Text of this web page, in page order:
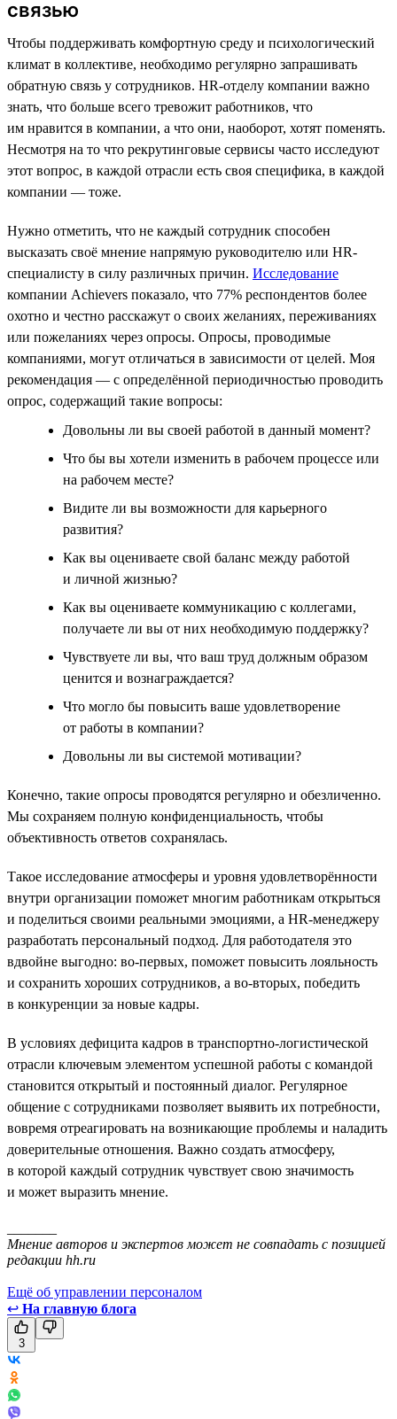
связью
Чтобы поддерживать комфортную среду и психологический
климат в коллективе, необходимо регулярно запрашивать
обратную связь у сотрудников. HR-отделу компании важно
знать, что больше всего тревожит работников, что
им нравится в компании, а что они, наоборот, хотят поменять.
Несмотря на то что рекрутинговые сервисы часто исследуют
этот вопрос, в каждой отрасли есть своя специфика, в каждой
компании — тоже.
Нужно отметить, что не каждый сотрудник способен
высказать своё мнение напрямую руководителю или HR-
специалисту в силу различных причин. Исследование
компании Achievers показало, что 77% респондентов более
охотно и честно расскажут о своих желаниях, переживаниях
или пожеланиях через опросы. Опросы, проводимые
компаниями, могут отличаться в зависимости от целей. Моя
рекомендация — с определённой периодичностью проводить
опрос, содержащий такие вопросы:
Довольны ли вы своей работой в данный момент?
Что бы вы хотели изменить в рабочем процессе или
на рабочем месте?
Видите ли вы возможности для карьерного
развития?
Как вы оцениваете свой баланс между работой
и личной жизнью?
Как вы оцениваете коммуникацию с коллегами,
получаете ли вы от них необходимую поддержку?
Чувствуете ли вы, что ваш труд должным образом
ценится и вознаграждается?
Что могло бы повысить ваше удовлетворение
от работы в компании?
Довольны ли вы системой мотивации?
Конечно, такие опросы проводятся регулярно и обезличенно.
Мы сохраняем полную конфиденциальность, чтобы
объективность ответов сохранялась.
Такое исследование атмосферы и уровня удовлетворённости
внутри организации поможет многим работникам открыться
и поделиться своими реальными эмоциями, а HR-менеджеру
разработать персональный подход. Для работодателя это
вдвойне выгодно: во-первых, поможет повысить лояльность
и сохранить хороших сотрудников, а во-вторых, победить
в конкуренции за новые кадры.
В условиях дефицита кадров в транспортно-логистической
отрасли ключевым элементом успешной работы с командой
становится открытый и постоянный диалог. Регулярное
общение с сотрудниками позволяет выявить их потребности,
вовремя отреагировать на возникающие проблемы и наладить
доверительные отношения. Важно создать атмосферу,
в которой каждый сотрудник чувствует свою значимость
и может выразить мнение.
Мнение авторов и экспертов может не совпадать с позицией
редакции hh.ru
Ещё об управлении персоналом
↩ На главную блога
3